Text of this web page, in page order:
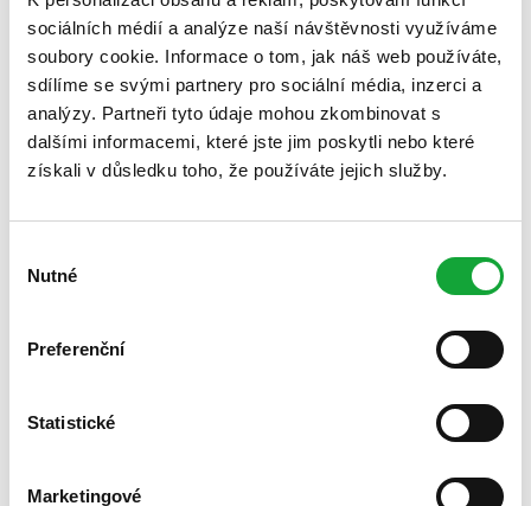
sociálních médií a analýze naší návštěvnosti využíváme
soubory cookie. Informace o tom, jak náš web používáte,
sdílíme se svými partnery pro sociální média, inzerci a
analýzy. Partneři tyto údaje mohou zkombinovat s
dalšími informacemi, které jste jim poskytli nebo které
získali v důsledku toho, že používáte jejich služby.
souhlasu
Nutné
Preferenční
Statistické
Marketingové